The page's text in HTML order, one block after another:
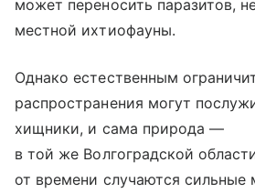
может переносить паразитов,
местной ихтиофауны.
Однако естественным
распространения могут
хищники, и сама природа —
в той же Волгоградской
от времени случаются сильные